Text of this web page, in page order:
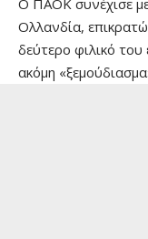
Ο ΠΑΟΚ συνέχισε
Ολλανδία,
δεύτερο φιλικό
ακόμη